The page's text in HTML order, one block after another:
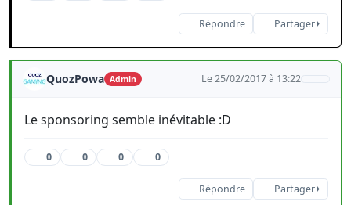
Répondre Partager
QuozPowa Admin Le 25/02/2017 à 13:22
Le sponsoring semble inévitable :D
0 0 0 0
Répondre Partager